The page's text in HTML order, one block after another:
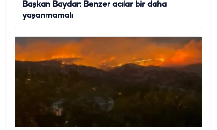
Başkan Baydar: Benzer acılar bir daha
yaşanmamalı